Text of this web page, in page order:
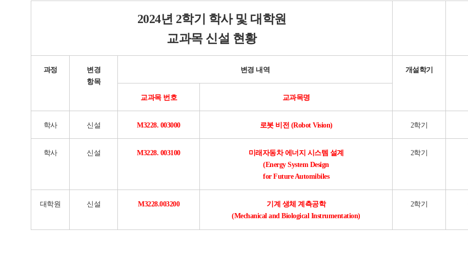
2024년 2학기 학사 및 대학원
교과목 신설 현황
과정
변경
항목
변경 내역 개설학기
교과목 번호 교과목명
학사 신설 M3228. 003000 로봇 비전 (Robot Vision) 2학기
학사 신설 M3228. 003100
미래자동차 에너지 시스템 설계
(Energy System Design
for Future Automibiles
2학기
대학원 신설 M3228.003200
기계 생체 계측공학
(Mechanical and Biological Instrumentation)
2학기